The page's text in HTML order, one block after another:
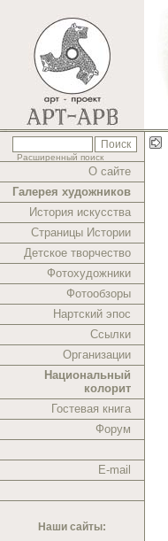
Расширенный поиск
О сайте
Галерея художников
История искусства
Страницы Истории
Детское творчество
Фотохудожники
Фотообзоры
Нартский эпос
Ссылки
Организации
Национальный
колорит
Гостевая книга
Форум
E-mail
Наши сайты: